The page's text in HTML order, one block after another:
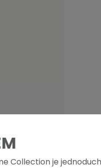
Collection je